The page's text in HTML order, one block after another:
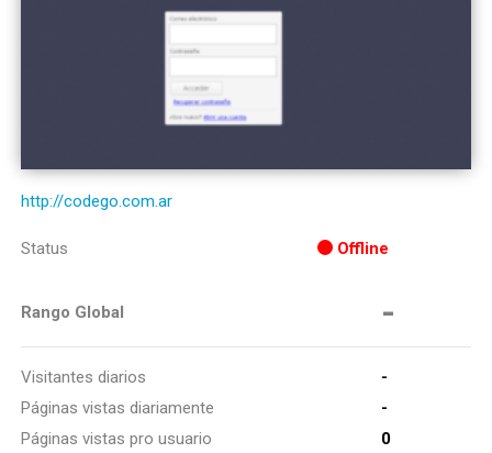
http://codego.com.ar
Status Offline
Rango Global -
Visitantes diarios
-
Páginas vistas diariamente
-
Páginas vistas pro usuario
0